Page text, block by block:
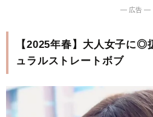
― 広告 ―
【2025年春】大人女子に
ュラルストレートボブ